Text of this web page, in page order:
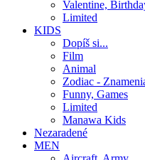
Valentine,
Limited
KIDS
Dopíš si...
Film
Animal
Zodiac -
Funny, Games
Limited
Manawa Kids
Nezaradené
MEN